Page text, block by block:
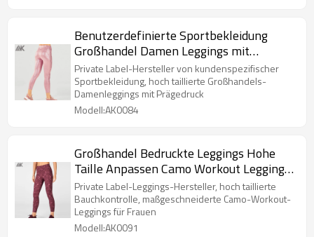
Benutzerdefinierte Sportbekleidung
Großhandel Damen Leggings mit
Prägedruck-Aktik
Private Label-Hersteller von kundenspezifischer
Sportbekleidung, hoch taillierte Großhandels-
Damenleggings mit Prägedruck
Modell:AK0084
Großhandel Bedruckte Leggings Hohe
Taille Anpassen Camo Workout Leggings-
Aktik
Private Label-Leggings-Hersteller, hoch taillierte
Bauchkontrolle, maßgeschneiderte Camo-Workout-
Leggings für Frauen
Modell:AK0091